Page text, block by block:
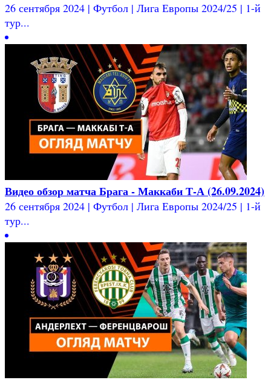
26 сентября 2024 | Футбол | Лига Европы 2024/25 | 1-й
тур...
Видео обзор матча Брага - Маккаби Т-А (26.09.2024)
26 сентября 2024 | Футбол | Лига Европы 2024/25 | 1-й
тур...